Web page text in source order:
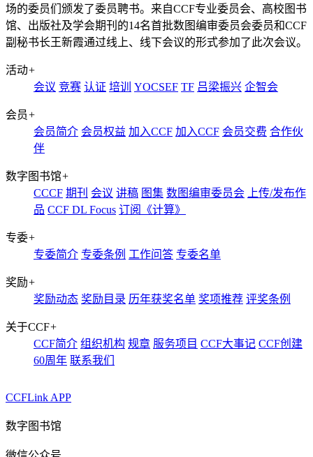
场的委员们颁发了委员聘书。来自CCF专业委员会、高校图书
馆、出版社及学会期刊的14名首批数图编审委员会委员和CCF
副秘书长王新霞通过线上、线下会议的形式参加了此次会议。
活动+
会议 竞赛 认证 培训 YOCSEF TF 吕梁振兴 企智会
会员+
会员简介 会员权益 加入CCF 加入CCF 会员交费 合作伙
伴
数字图书馆+
CCCF 期刊 会议 讲稿 图集 数图编审委员会
上传/发布作
品 CCF DL Focus 订阅《计算》
专委+
专委简介 专委条例 工作问答 专委名单
奖励+
奖励动态 奖励目录 历年获奖名单 奖项推荐 评奖条例
关于CCF+
CCF简介 组织机构 规章 服务项目 CCF大事记 CCF创建
60周年 联系我们
CCFLink APP
数字图书馆